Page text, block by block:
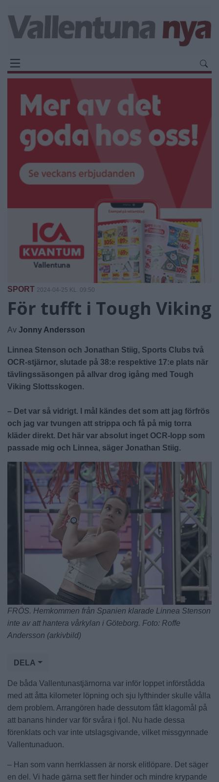
SPORT 2024-04-25 KL. 09:50
För tufft i Tough Viking
Av Jonny Andersson
Linnea Stenson och Jonathan Stiig, Sports Clubs två
OCR-stjärnor, slutade på 38:e respektive 17:e plats när
tävlingssäsongen på allvar drog igång med Tough
Viking Slottsskogen.
– Det var så vidrigt. I mål kändes det som att jag förfrös
och jag var tvungen att strippa och få på mig torra
kläder direkt. Det här var absolut inget OCR-lopp som
passade mig och Linnea, säger Jonathan Stiig.
FRÖS. Hemkommen från Spanien klarade Linnea Stenson
inte av att hantera vårkylan i Göteborg. Foto: Roffe
Andersson (arkivbild)
DELA
De båda Vallentunastjärnorna var inför loppet införstådda
med att åtta kilometer löpning och sju lyfthinder skulle vålla
dem problem. Arrangören hade dessutom fått klagomål på
att banans hinder var för svåra i fjol. Nu hade dessa
förenklats och var inte utslagsgivande, vilket missgynnade
Vallentunaduon.
– Han som vann herrklassen är norsk elitlöpare. Det säger
en del. Vi hade gärna sett fler hinder och mindre krypande